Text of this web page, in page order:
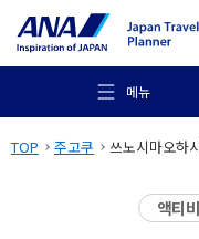
메뉴
TOP 주고쿠 쓰노시마오하
액티